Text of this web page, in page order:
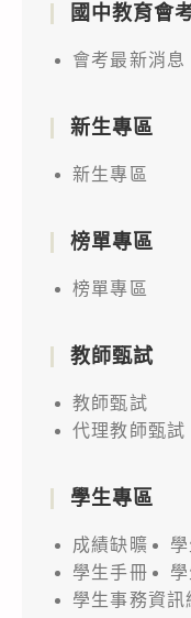
國中教育會
會考最新消息
新生專區
新生專區
榜單專區
榜單專區
教師甄試
教師甄試
代理教師甄試
學生專區
成績缺曠
學生手冊
學生事務資訊